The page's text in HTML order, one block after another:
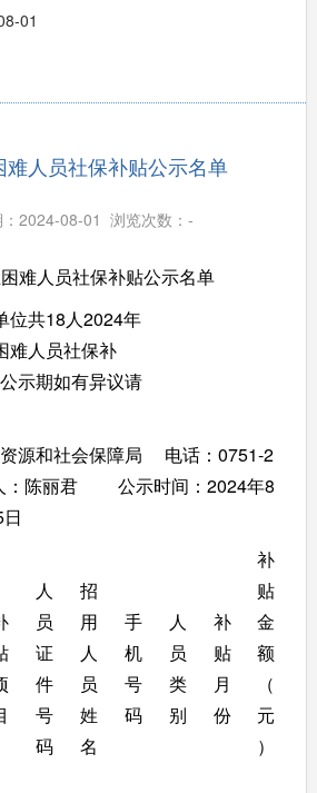
01
难人员社保补贴公示名单
：2024-08-01 浏览次数：-
难人员社保补贴公示名单
位共18人2024年
难人员社保补
示期如有异议请
源和社会保障局     电话：0751-2
：陈丽君         公示时间：2024年8
人
员
证
件
号
码
招
用
人
员
姓
名
手
机
号
码
人
员
类
别
补
贴
月
份
补
贴
金
额
（
元
）